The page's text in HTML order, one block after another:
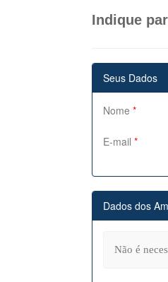
Indique
Seus Dados
Nome *
E-mail *
Dados dos
Não é